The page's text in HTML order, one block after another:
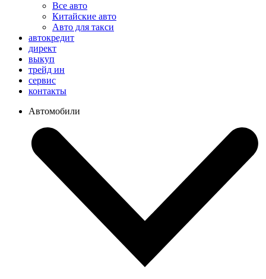
Все авто
Китайские авто
Авто для такси
автокредит
директ
выкуп
трейд ин
сервис
контакты
Автомобили